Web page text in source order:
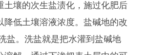
土壤的次生盐渍化，施过化肥后
降低土壤溶液浓度。盐碱地的改
盐。洗盐就是把水灌到盐碱地